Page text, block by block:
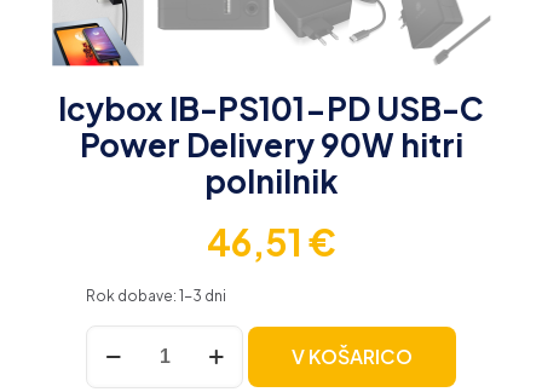
Icybox IB-PS101-PD USB-C
Power Delivery 90W hitri
polnilnik
46,51 €
Rok dobave: 1-3 dni
Icybox
IB-
PS101-
V KOŠARICO